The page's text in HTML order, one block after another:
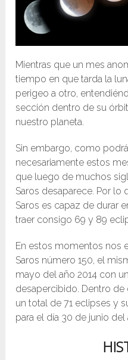
Mientras que un mes
tiempo en que tarda la
perigeo a otro,
sección dentro de su
nuestro planeta.
Sin embargo, como
necesariamente estos
que luego de muchos
Saros desaparece. Por lo
Saros es capaz de durar
traer consigo 69 y 89
En estos momentos nos
Saros número 150, el
mayo del año 2014 con
desapercibido. Dentro
un total de 71 eclipses y
para el día 30 de junio del